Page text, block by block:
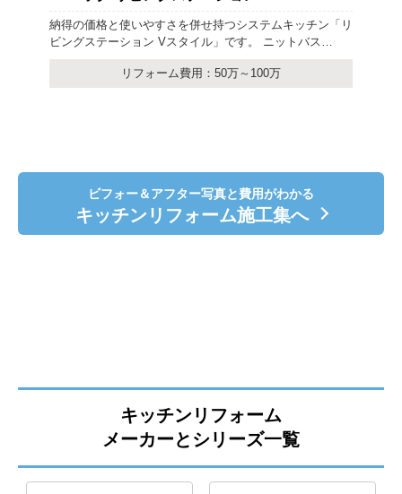
お子さまの独立を機にリフォームをされたO様。 リビン
グダイニングから一度廊下を抜けてキッチン、洗面室へ…
リフォーム費用：201万以上
ビフォー＆アフター写真と費用がわかる
キッチンリフォーム施工集へ
キッチンリフォーム
メーカーとシリーズ一覧